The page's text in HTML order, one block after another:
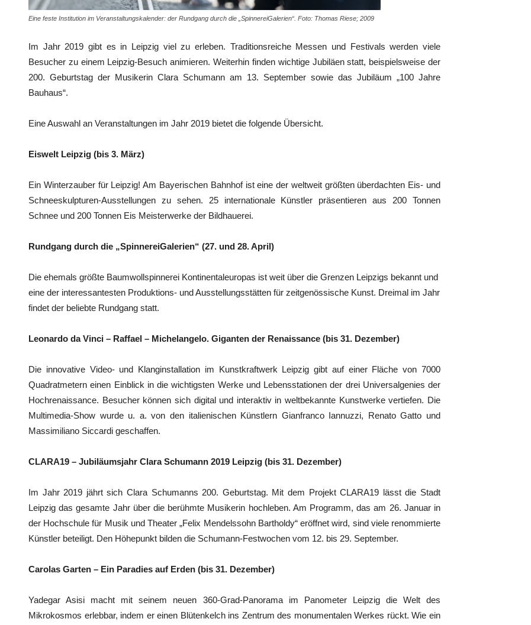
Eine feste Institution im Veranstaltungskalender: der Rundgang durch die „SpinnereiGalerien“. Foto: Thomas Riese; 2009
Im Jahr 2019 gibt es in Leipzig viel zu erleben. Traditionsreiche Messen und Festivals werden viele
Besucher zu einem Leipzig-Besuch animieren. Weiterhin finden wichtige Jubiläen statt, beispielsweise der
200. Geburtstag der Musikerin Clara Schumann am 13. September sowie das Jubiläum „100 Jahre
Bauhaus“.
Eine Auswahl an Veranstaltungen im Jahr 2019 bietet die folgende Übersicht.
Eiswelt Leipzig (bis 3. März)
Ein Winterzauber für Leipzig! Am Bayerischen Bahnhof ist eine der weltweit größten überdachten Eis- und
Schneeskulpturen-Ausstellungen zu sehen. 25 internationale Künstler präsentieren aus 200 Tonnen
Schnee und 200 Tonnen Eis Meisterwerke der Bildhauerei.
Rundgang durch die „SpinnereiGalerien“ (27. und 28. April)
Die ehemals größte Baumwollspinnerei Kontinentaleuropas ist weit über die Grenzen Leipzigs bekannt und
eine der interessantesten Produktions- und Ausstellungsstätten für zeitgenössische Kunst. Dreimal im Jahr
findet der beliebte Rundgang statt.
Leonardo da Vinci – Raffael – Michelangelo. Giganten der Renaissance (bis 31. Dezember)
Die innovative Video- und Klanginstallation im Kunstkraftwerk Leipzig gibt auf einer Fläche von 7000
Quadratmetern einen Einblick in die wichtigsten Werke und Lebensstationen der drei Universalgenies der
Hochrenaissance. Besucher können sich digital und interaktiv in weltbekannte Kunstwerke vertiefen. Die
Multimedia-Show wurde u. a. von den italienischen Künstlern Gianfranco Iannuzzi, Renato Gatto und
Massimiliano Siccardi geschaffen.
CLARA19 – Jubiläumsjahr Clara Schumann 2019 Leipzig (bis 31. Dezember)
Im Jahr 2019 jährt sich Clara Schumanns 200. Geburtstag. Mit dem Projekt CLARA19 lässt die Stadt
Leipzig das gesamte Jahr über die berühmte Musikerin hochleben. Am Programm, das am 26. Januar in
der Hochschule für Musik und Theater „Felix Mendelssohn Bartholdy“ eröffnet wird, sind viele renommierte
Künstler beteiligt. Den Höhepunkt bilden die Schumann-Festwochen vom 12. bis 29. September.
Carolas Garten – Ein Paradies auf Erden (bis 31. Dezember)
Yadegar Asisi macht mit seinem neuen 360-Grad-Panorama im Panometer Leipzig die Welt des
Mikrokosmos erlebbar, indem er einen Blütenkelch ins Zentrum des monumentalen Werkes rückt. Wie ein